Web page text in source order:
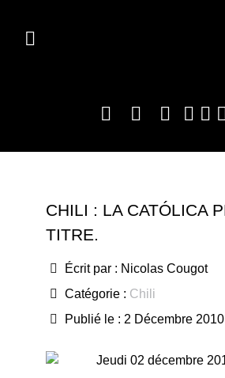
CHILI : LA CATÓLICA
TITRE.
Écrit par : Nicolas Cougot
Catégorie : Chili
Publié le : 2 Décembre 2010
Jeudi 02 décembre